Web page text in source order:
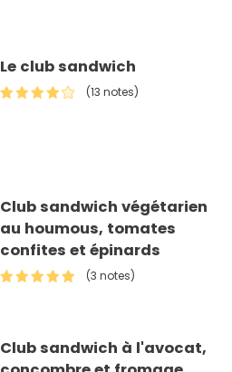
Le club sandwich
(13 notes)
Club sandwich végétarien
au houmous, tomates
confites et épinards
(3 notes)
Club sandwich à l'avocat,